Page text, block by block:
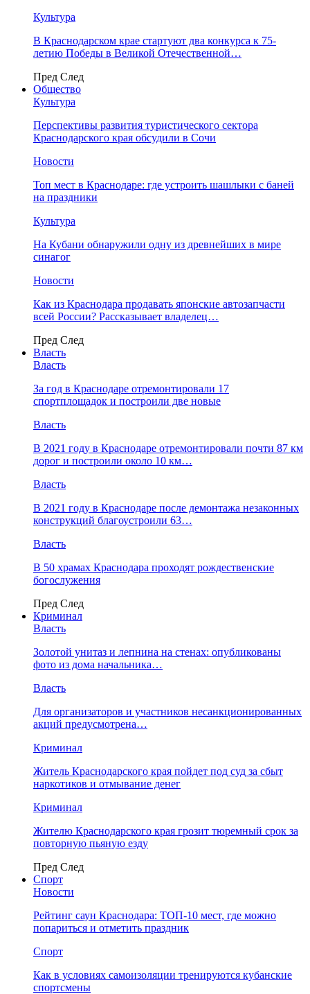
Культура
В Краснодарском крае стартуют два конкурса к 75-
летию Победы в Великой Отечественной…
Пред След
Общество
Культура
Перспективы развития туристического сектора
Краснодарского края обсудили в Сочи
Новости
Топ мест в Краснодаре: где устроить шашлыки с баней
на праздники
Культура
На Кубани обнаружили одну из древнейших в мире
синагог
Новости
Как из Краснодара продавать японские автозапчасти
всей России? Рассказывает владелец…
Пред След
Власть
Власть
За год в Краснодаре отремонтировали 17
спортплощадок и построили две новые
Власть
В 2021 году в Краснодаре отремонтировали почти 87 км
дорог и построили около 10 км…
Власть
В 2021 году в Краснодаре после демонтажа незаконных
конструкций благоустроили 63…
Власть
В 50 храмах Краснодара проходят рождественские
богослужения
Пред След
Криминал
Власть
​Золотой унитаз и лепнина на стенах: опубликованы
фото из дома начальника…
Власть
Для организаторов и участников несанкционированных
акций предусмотрена…
Криминал
Житель Краснодарского края пойдет под суд за сбыт
наркотиков и отмывание денег
Криминал
Жителю Краснодарского края грозит тюремный срок за
повторную пьяную езду
Пред След
Спорт
Новости
Рейтинг саун Краснодара: ТОП-10 мест, где можно
попариться и отметить праздник
Спорт
Как в условиях самоизоляции тренируются кубанские
спортсмены